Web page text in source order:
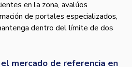
en la zona, avalúos
de portales especializados,
dentro del límite de dos
mercado de referencia en